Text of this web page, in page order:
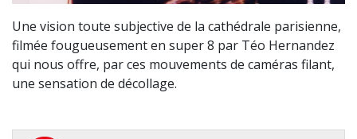
Une vision toute subjective de la cathédrale parisienne,
filmée fougueusement en super 8 par Téo Hernandez
qui nous offre, par ces mouvements de caméras filant,
une sensation de décollage.